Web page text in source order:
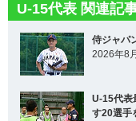
U-15代表 関連記
侍ジャパ
2026年8
U-15代表
す20選手